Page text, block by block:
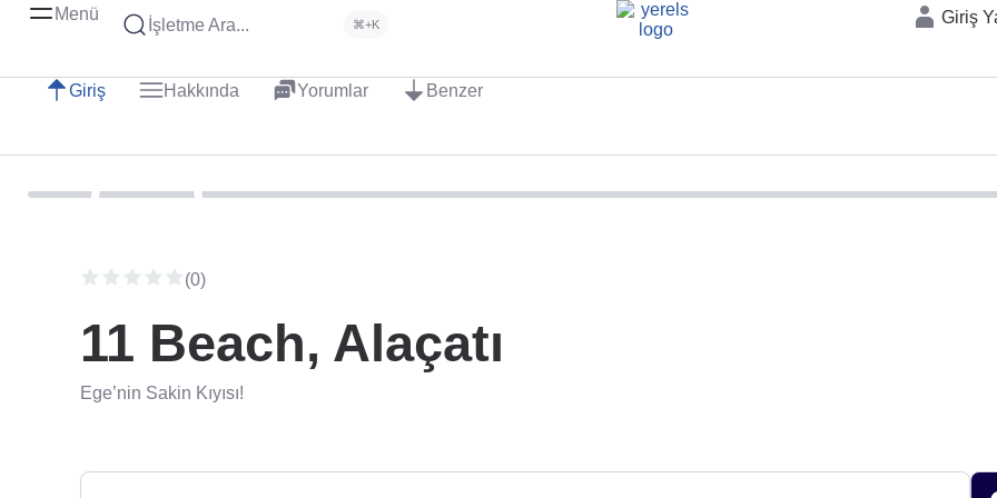
Menü
İşletme Ara... ⌘+K Giriş
Giriş Hakkında Yorumlar Benzer
(0)
11 Beach, Alaçatı
Ege’nin Sakin Kıyısı!